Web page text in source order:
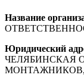
Название
Юридический
ЧЕЛЯБИНСКАЯ
МОНТАЖНИКОВ,